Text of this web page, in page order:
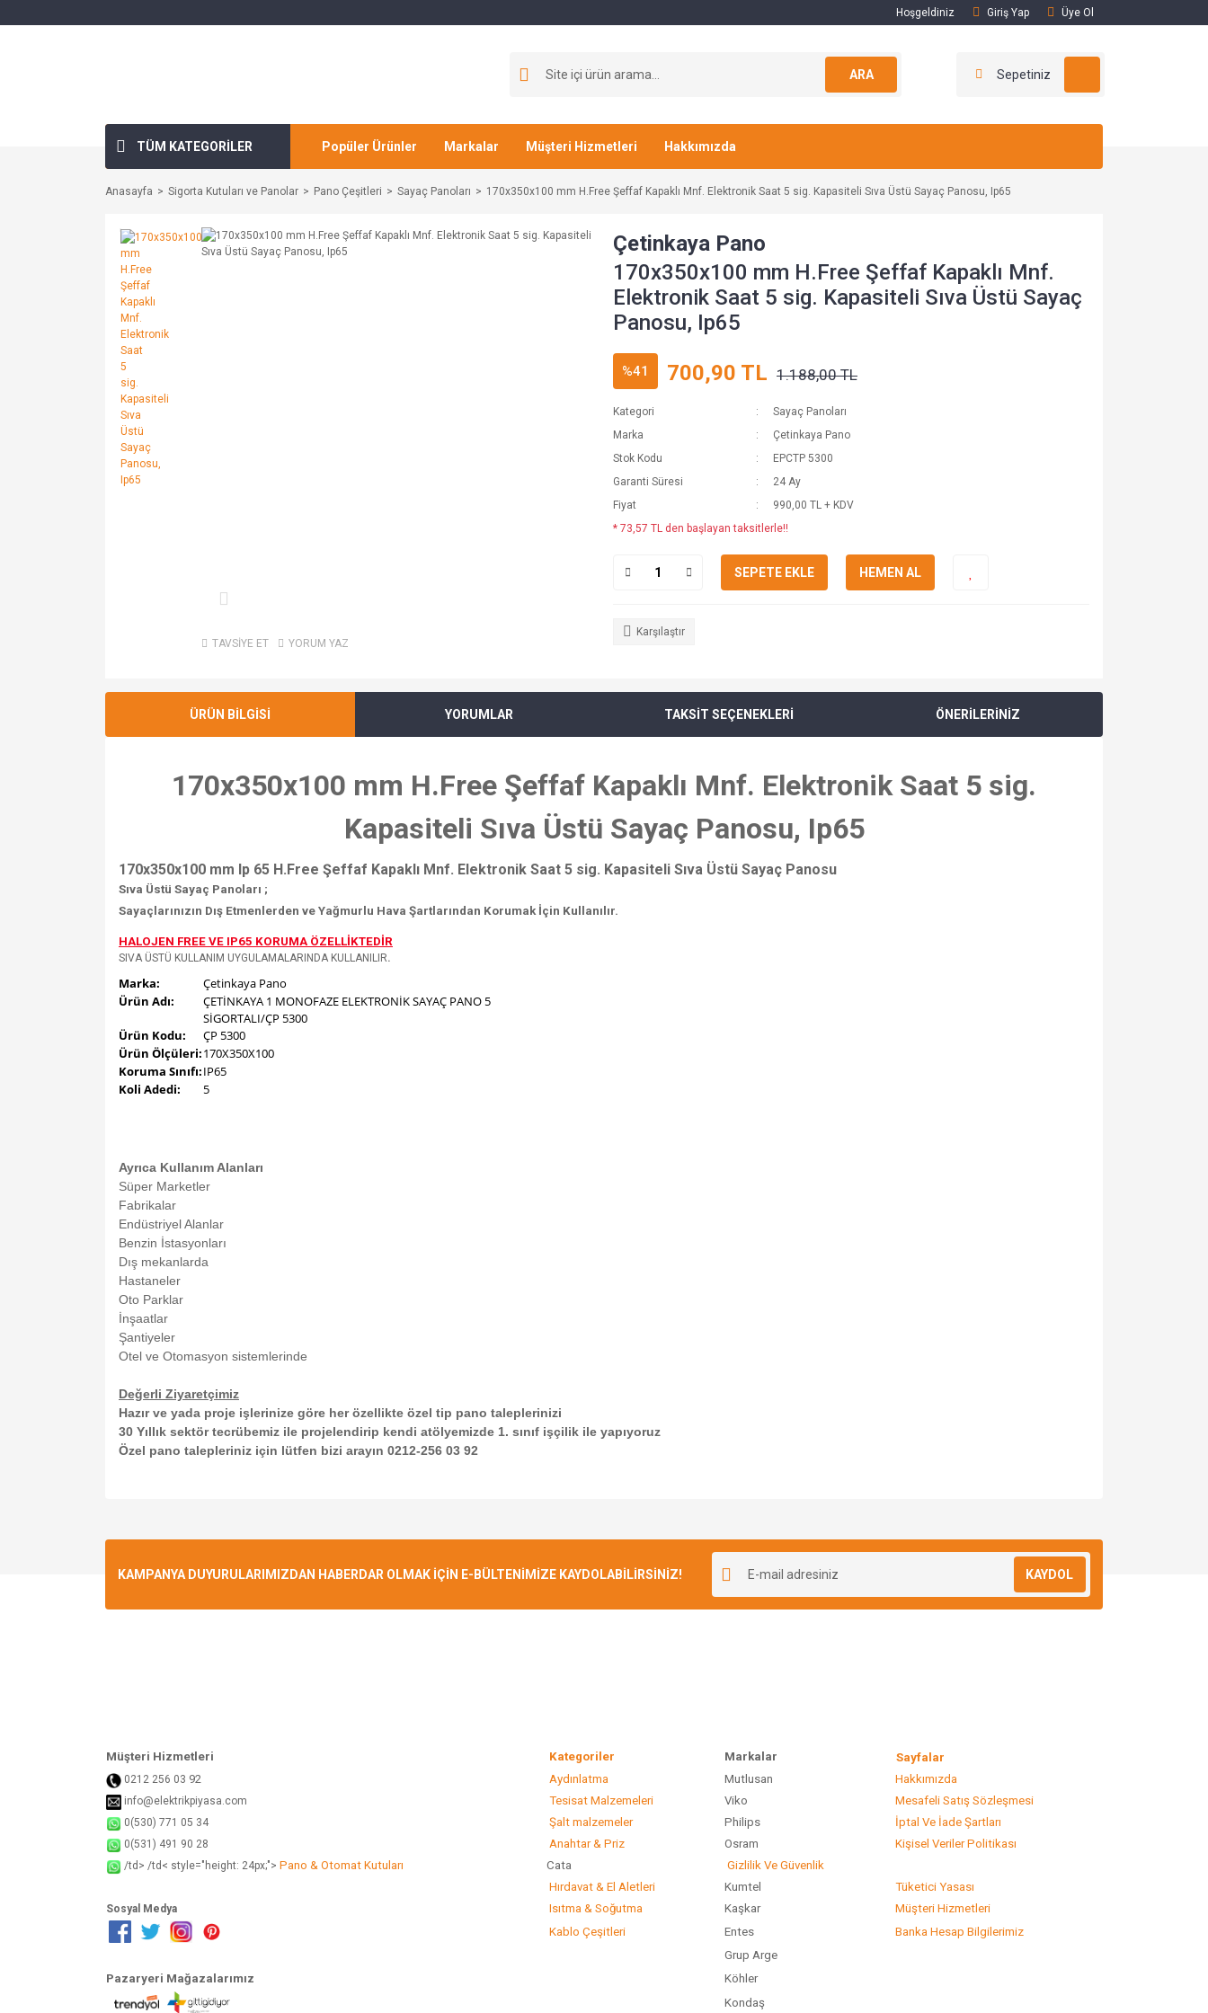
Hoşgeldiniz Giriş Yap Üye Ol
ARA Sepetiniz
TÜM KATEGORİLER Popüler Ürünler Markalar Müşteri Hizmetleri Hakkımızda
Anasayfa Sigorta Kutuları ve Panolar Pano Çeşitleri Sayaç Panoları 170x350x100 mm H.Free Şeffaf Kapaklı Mnf. Elektronik Saat 5 sig. Kapasiteli Sıva Üstü Sayaç Panosu, Ip65
TAVSİYE ET YORUM YAZ
Çetinkaya Pano
170x350x100 mm H.Free Şeffaf Kapaklı Mnf.
Elektronik Saat 5 sig. Kapasiteli Sıva Üstü Sayaç
Panosu, Ip65
%41 700,90 TL 1.188,00 TL
Kategori
Sayaç Panoları
Marka
Çetinkaya Pano
Stok Kodu
EPCTP 5300
Garanti Süresi
24 Ay
Fiyat
990,00 TL + KDV
* 73,57 TL den başlayan taksitlerle!!
SEPETE EKLE HEMEN AL
Karşılaştır
ÜRÜN BİLGİSİ YORUMLAR TAKSİT SEÇENEKLERİ ÖNERİLERİNİZ
170x350x100 mm H.Free Şeffaf Kapaklı Mnf. Elektronik Saat 5 sig.
Kapasiteli Sıva Üstü Sayaç Panosu, Ip65
170x350x100 mm Ip 65 H.Free Şeffaf Kapaklı Mnf. Elektronik Saat 5 sig. Kapasiteli Sıva Üstü Sayaç Panosu
Sıva Üstü Sayaç Panoları ;
Sayaçlarınızın Dış Etmenlerden ve Yağmurlu Hava Şartlarından Korumak İçin Kullanılır.
HALOJEN FREE VE IP65 KORUMA ÖZELLİKTEDİR
SIVA ÜSTÜ KULLANIM UYGULAMALARINDA KULLANILIR.
Marka:
Çetinkaya Pano
Ürün Adı:
ÇETİNKAYA 1 MONOFAZE ELEKTRONİK SAYAÇ PANO 5
SİGORTALI/ÇP 5300
Ürün Kodu:
ÇP 5300
Ürün Ölçüleri:170X350X100
Koruma Sınıfı:IP65
Koli Adedi:
5
Ayrıca Kullanım Alanları
Süper Marketler
Fabrikalar
Endüstriyel Alanlar
Benzin İstasyonları
Dış mekanlarda
Hastaneler
Oto Parklar
İnşaatlar
Şantiyeler
Otel ve Otomasyon sistemlerinde
Değerli Ziyaretçimiz
Hazır ve yada proje işlerinize göre her özellikte özel tip pano taleplerinizi
30 Yıllık sektör tecrübemiz ile projelendirip kendi atölyemizde 1. sınıf işçilik ile yapıyoruz
Özel pano talepleriniz için lütfen bizi arayın 0212-256 03 92
Ürün resmi kalitesiz, bozuk veya görüntülenemiyor.
KAMPANYA DUYURULARIMIZDAN HABERDAR OLMAK İÇİN E-BÜLTENİMİZE KAYDOLABİLİRSİNİZ! KAYDOL
Müşteri Hizmetleri Kategoriler Markalar Sayfalar
0212 256 03 92 Aydınlatma Mutlusan Hakkımızda
info@elektrikpiyasa.com Tesisat Malzemeleri Viko Mesafeli Satış Sözleşmesi
0(530) 771 05 34 Şalt malzemeler Philips İptal Ve İade Şartları
0(531) 491 90 28 Anahtar & Priz Osram Kişisel Veriler Politikası
/td> /td< style="height: 24px;"> Pano & Otomat Kutuları Cata
Gizlilik Ve Güvenlik
Hırdavat & El Aletleri
Kumtel Tüketici Yasası
Sosyal Medya Isıtma & Soğutma Kaşkar
Müşteri Hizmetleri
Kablo Çeşitleri
Entes
Banka Hesap Bilgilerimiz
Grup Arge
Pazaryeri Mağazalarımız
Köhler
Kondaş